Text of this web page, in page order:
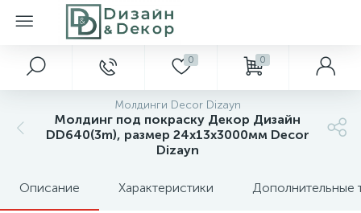
0 0
Молдинги Decor Dizayn
Молдинг под покраску Декор Дизайн
DD640(3m), размер 24x13x3000мм Decor
Dizayn
Описание Характеристики Дополнительные